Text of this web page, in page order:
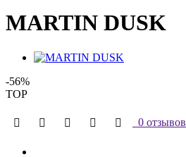
MARTIN DUSK
-56%
TOP
0 отзывов